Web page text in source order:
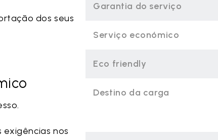
dos seus
nos
Garantia do serviço
Serviço económico
Eco friendly
Destino da carga